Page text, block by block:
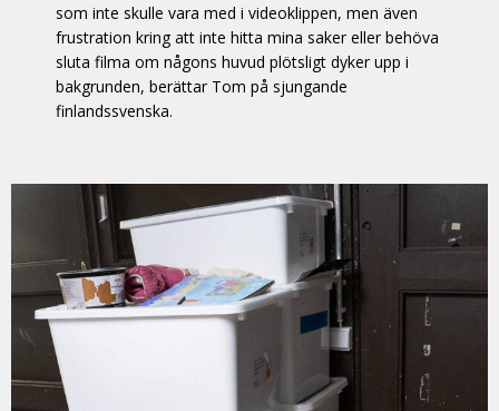
som inte skulle vara med i videoklippen, men även
frustration kring att inte hitta mina saker eller behöva
sluta filma om någons huvud plötsligt dyker upp i
bakgrunden, berättar Tom på sjungande
finlandssvenska.